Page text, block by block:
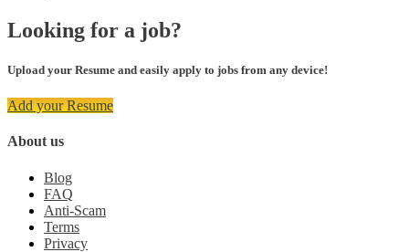
Looking for a job?
Upload your Resume and easily apply to jobs from any device!
Add your Resume
About us
Blog
FAQ
Anti-Scam
Terms
Privacy